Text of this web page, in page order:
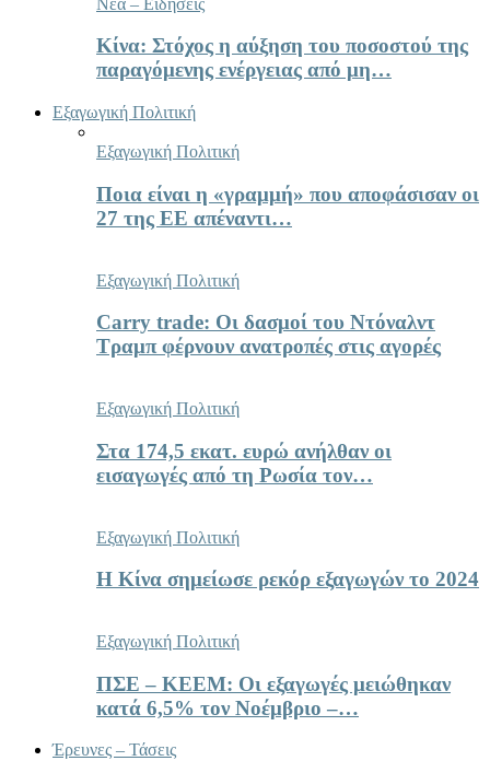
Κίνα: Στόχος η αύξηση του ποσοστού της
παραγόμενης ενέργειας από μη…
Εξαγωγική Πολιτική
Εξαγωγική Πολιτική
Ποια είναι η «γραμμή» που αποφάσισαν οι
27 της ΕΕ απέναντι…
Εξαγωγική Πολιτική
Carry trade: Οι δασμοί του Ντόναλντ
Τραμπ φέρνουν ανατροπές στις αγορές
Εξαγωγική Πολιτική
Στα 174,5 εκατ. ευρώ ανήλθαν οι
εισαγωγές από τη Ρωσία τον…
Εξαγωγική Πολιτική
Η Κίνα σημείωσε ρεκόρ εξαγωγών το 2024
Εξαγωγική Πολιτική
ΠΣΕ – ΚΕΕΜ: Οι εξαγωγές μειώθηκαν
κατά 6,5% τον Νοέμβριο –…
Έρευνες – Τάσεις